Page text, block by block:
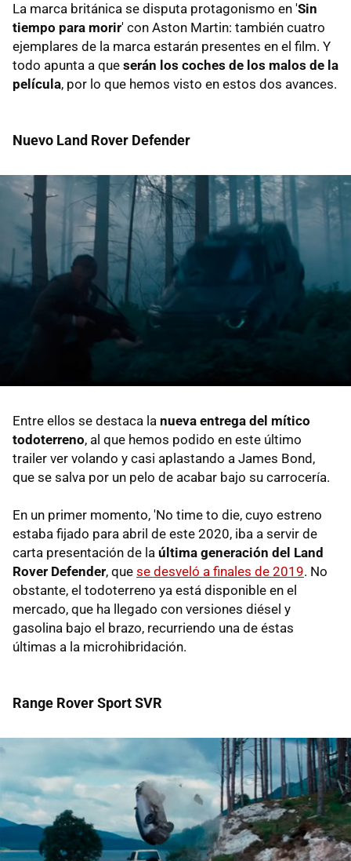
La marca británica se disputa protagonismo en 'Sin
tiempo para morir' con Aston Martin: también cuatro
ejemplares de la marca estarán presentes en el film. Y
todo apunta a que serán los coches de los malos de la
película, por lo que hemos visto en estos dos avances.
Nuevo Land Rover Defender
Entre ellos se destaca la nueva entrega del mítico
todoterreno, al que hemos podido en este último
trailer ver volando y casi aplastando a James Bond,
que se salva por un pelo de acabar bajo su carrocería.
En un primer momento, 'No time to die, cuyo estreno
estaba fijado para abril de este 2020, iba a servir de
carta presentación de la última generación del Land
Rover Defender, que se desveló a finales de 2019. No
obstante, el todoterreno ya está disponible en el
mercado, que ha llegado con versiones diésel y
gasolina bajo el brazo, recurriendo una de éstas
últimas a la microhibridación.
Range Rover Sport SVR